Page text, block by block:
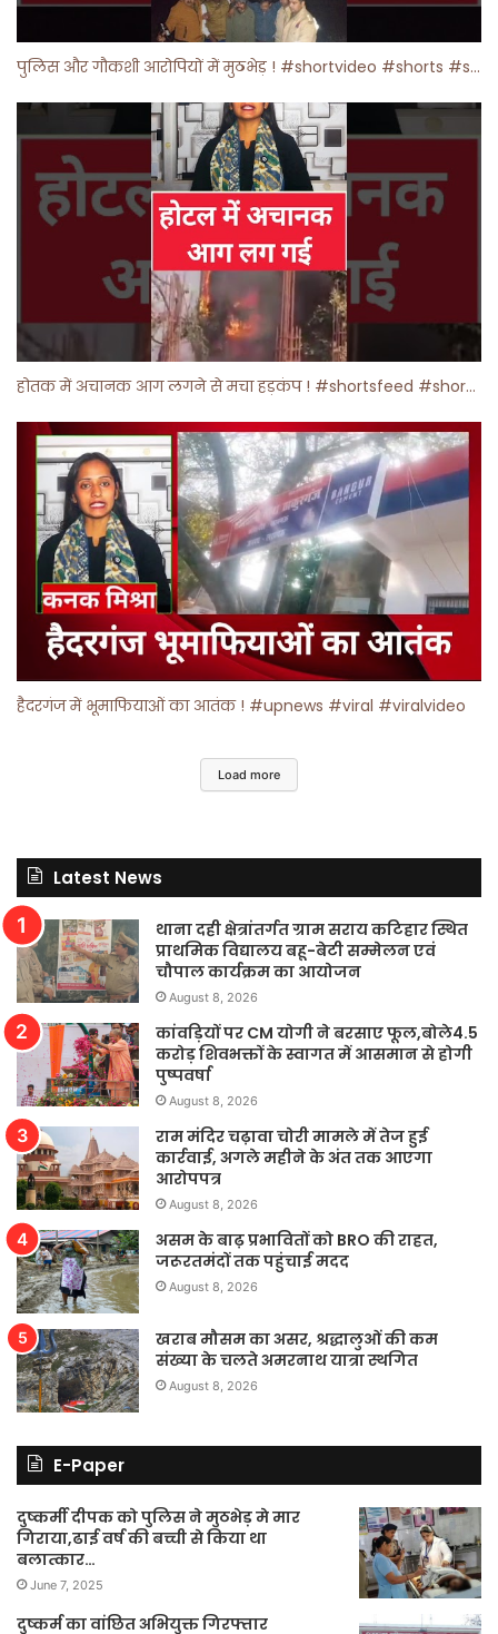
पुलिस और गौकशी आरोपियों में मुठभेड़ ! #shortvideo #shorts #shortsfeed
होतक में अचानक आग लगने से मचा हड़कंप ! #shortsfeed #shorts #viralshorts
हैदरगंज में भूमाफियाओं का आतंक ! #upnews #viral #viralvideo
Load more
Latest News
थाना दही क्षेत्रांतर्गत ग्राम सराय कटिहार स्थित
प्राथमिक विद्यालय बहू-बेटी सम्मेलन एवं
चौपाल कार्यक्रम का आयोजन
August 8, 2026
कांवड़ियों पर CM योगी ने बरसाए फूल,बोले4.5
करोड़ शिवभक्तों के स्वागत में आसमान से होगी
पुष्पवर्षा
August 8, 2026
राम मंदिर चढ़ावा चोरी मामले में तेज हुई
कार्रवाई, अगले महीने के अंत तक आएगा
आरोपपत्र
August 8, 2026
असम के बाढ़ प्रभावितों को BRO की राहत,
जरूरतमंदों तक पहुंचाई मदद
August 8, 2026
खराब मौसम का असर, श्रद्धालुओं की कम
संख्या के चलते अमरनाथ यात्रा स्थगित
August 8, 2026
E-Paper
दुष्कर्मी दीपक को पुलिस ने मुठभेड़ मे मार
गिराया,ढाई वर्ष की बच्ची से किया था
बलात्कार…
June 7, 2025
दुष्कर्म का वांछित अभियुक्त गिरफ्तार